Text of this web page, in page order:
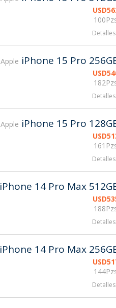
USD
Detalles
Apple iPhone 15 Pro
USD
Detalles
Apple iPhone 15 Pro
USD
Detalles
iPhone 14 Pro Max
USD
Detalles
iPhone 14 Pro Max
USD
Detalles